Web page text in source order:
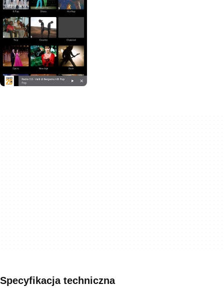
Specyfikacja techniczna